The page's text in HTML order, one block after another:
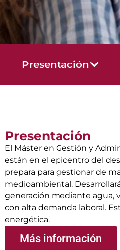
Presentación
Presentación
El Máster en Gestión y
están en el epicentro del
prepara para gestionar de
medioambiental.
generación mediante agua,
con alta demanda laboral.
energética.
Más información